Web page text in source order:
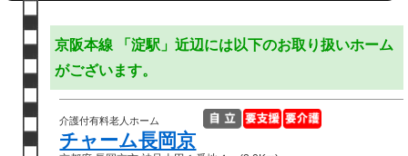
京阪本線 「淀駅」近辺には以下のお取り扱いホーム
がございます。
介護付有料老人ホーム
チャーム長岡京